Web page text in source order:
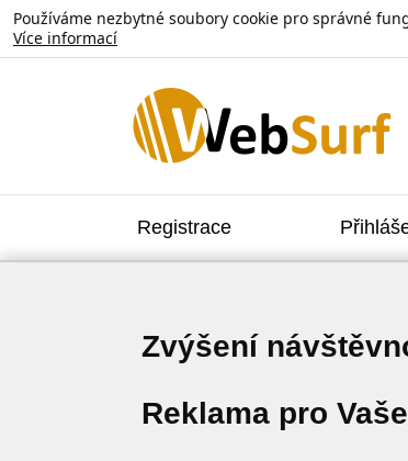
Používáme nezbytné soubory cookie pro správné
Více informací
Registrace
Zvýšení
Reklama pro